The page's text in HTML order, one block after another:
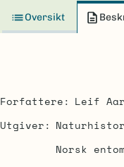
Oversikt
Forfattere Leif
Utgiver
Norsk